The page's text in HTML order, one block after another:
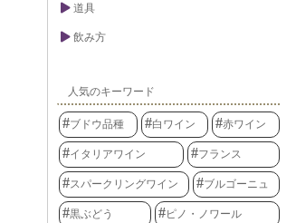
道具
飲み方
人気のキーワード
ブドウ品種 白ワイン 赤ワイン
イタリアワイン フランス
スパークリングワイン ブルゴーニュ
黒ぶどう ピノ・ノワール